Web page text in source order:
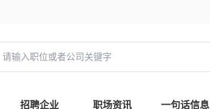
招聘企业 职场资讯 一句话信息